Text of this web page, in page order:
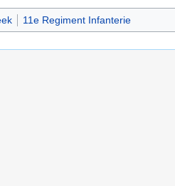
11e Regiment Infanterie